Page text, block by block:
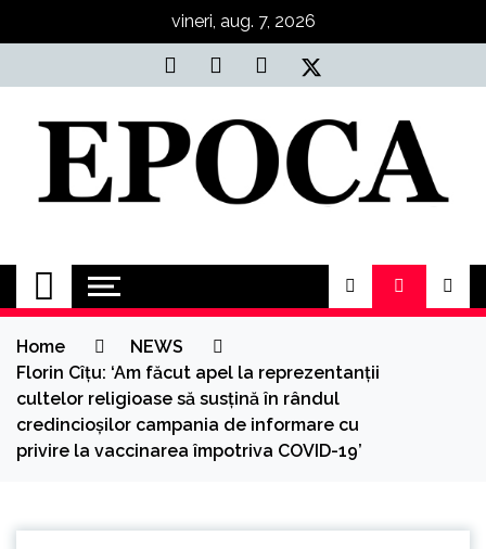
vineri, aug. 7, 2026
Epoca
Cele mai noi știri online din România
Home
NEWS
Florin Cîțu: ‘Am făcut apel la reprezentanții
cultelor religioase să susțină în rândul
credincioșilor campania de informare cu
privire la vaccinarea împotriva COVID-19’